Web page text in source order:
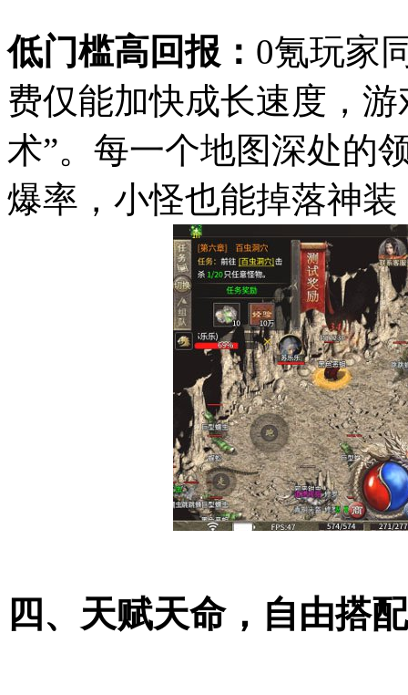
低门槛高回报： 0氪玩家
费仅能加快成长速度，
术”。每一个地图深处的
爆率，小怪也能掉落神
四、天赋天命，自由搭